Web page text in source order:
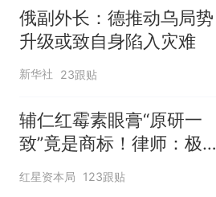
俄副外长：德推动乌局势
升级或致自身陷入灾难
新华社 23跟贴
辅仁红霉素眼膏“原研一
致”竟是商标！律师：极易
误导消费者，不妥
红星资本局 123跟贴